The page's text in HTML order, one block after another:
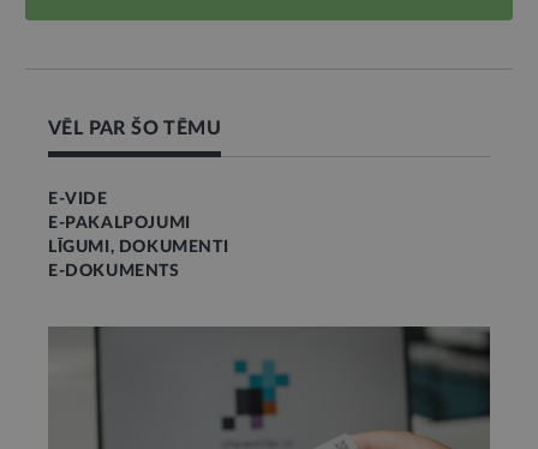
VĒL PAR ŠO TĒMU
E-VIDE
E-PAKALPOJUMI
LĪGUMI, DOKUMENTI
E-DOKUMENTS